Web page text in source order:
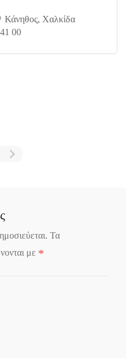
Κάνηθος, Χαλκίδα
00
Τα
με *